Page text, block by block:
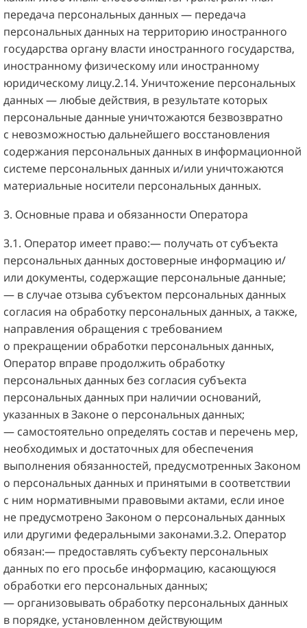
передача персональных данных — передача
персональных данных на территорию иностранного
государства органу власти иностранного государства,
иностранному физическому или иностранному
юридическому лицу.2.14. Уничтожение персональных
данных — любые действия, в результате которых
персональные данные уничтожаются безвозвратно
с невозможностью дальнейшего восстановления
содержания персональных данных в информационной
системе персональных данных и/или уничтожаются
материальные носители персональных данных.
3. Основные права и обязанности Оператора
3.1. Оператор имеет право:— получать от субъекта
персональных данных достоверные информацию и/
или документы, содержащие персональные данные;
— в случае отзыва субъектом персональных данных
согласия на обработку персональных данных, а также,
направления обращения с требованием
о прекращении обработки персональных данных,
Оператор вправе продолжить обработку
персональных данных без согласия субъекта
персональных данных при наличии оснований,
указанных в Законе о персональных данных;
— самостоятельно определять состав и перечень мер,
необходимых и достаточных для обеспечения
выполнения обязанностей, предусмотренных Законом
о персональных данных и принятыми в соответствии
с ним нормативными правовыми актами, если иное
не предусмотрено Законом о персональных данных
или другими федеральными законами.3.2. Оператор
обязан:— предоставлять субъекту персональных
данных по его просьбе информацию, касающуюся
обработки его персональных данных;
— организовывать обработку персональных данных
в порядке, установленном действующим